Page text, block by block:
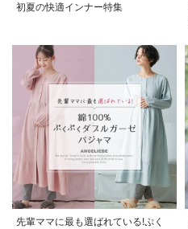
初夏の快適インナー特集
先輩ママに最も選ばれている!ぷく